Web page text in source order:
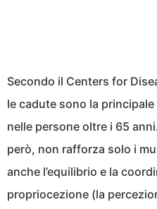
Secondo il Centers for
le cadute sono la
nelle persone oltre i 65
però, non rafforza solo i
anche l’equilibrio e la
propriocezione (la